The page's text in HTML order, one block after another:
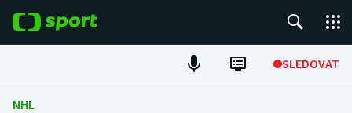
SLEDOVAT
Fotbal
NHL